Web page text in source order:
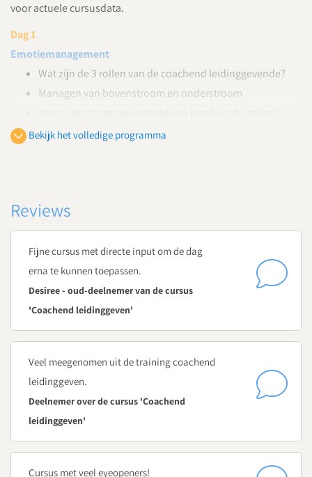
voor actuele cursusdata.
Dag 1
Emotiemanagement
Wat zijn de 3 rollen van de coachend leidinggevende?
Managen van bovenstroom en onderstroom
Wat is je mensbeeld? En hoe is dit van invloed op je rol
Dag 2
Leider en coach
Hoe zet je verschillende technieken in voor coaching? -
situationeel leidinggeven, het model van Hersey en
Blanchard
Hoe coach je gemotiveerde medewerkers, zodat zij het
beste uit hun werk halen?
disfunctioneren binnen jouw team?
Wat zijn handvatten in het omgaan met veranderingen
Dag 3
Bekijk het volledige programma
Reviews
Fijne cursus met directe input om de dag
erna te kunnen toepassen.
Desiree - oud-deelnemer van de cursus
'Coachend leidinggeven'
Veel meegenomen uit de training coachend
leidinggeven.
Deelnemer over de cursus 'Coachend
leidinggeven'
Cursus met veel eyeopeners!